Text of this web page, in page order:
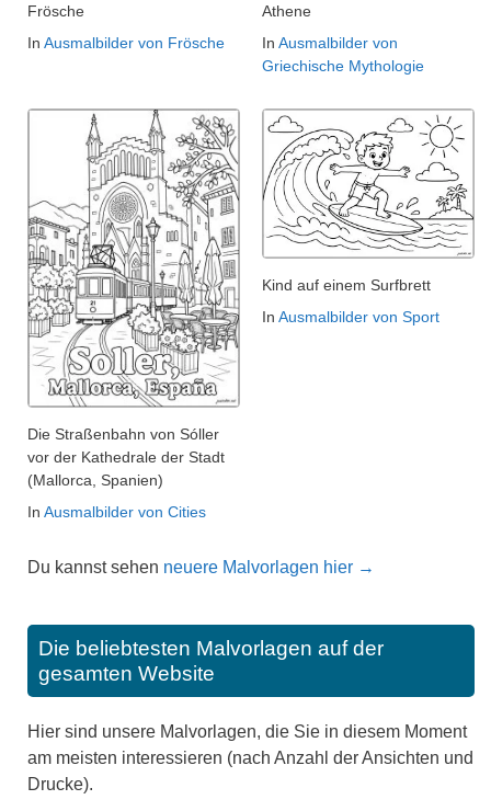
Frösche
In Ausmalbilder von Frösche
Athene
In Ausmalbilder von
Griechische Mythologie
Die Straßenbahn von Sóller
vor der Kathedrale der Stadt
(Mallorca, Spanien)
In Ausmalbilder von Cities
Kind auf einem Surfbrett
In Ausmalbilder von Sport
Du kannst sehen neuere Malvorlagen hier →
Die beliebtesten Malvorlagen auf der
gesamten Website
Hier sind unsere Malvorlagen, die Sie in diesem Moment
am meisten interessieren (nach Anzahl der Ansichten und
Drucke).